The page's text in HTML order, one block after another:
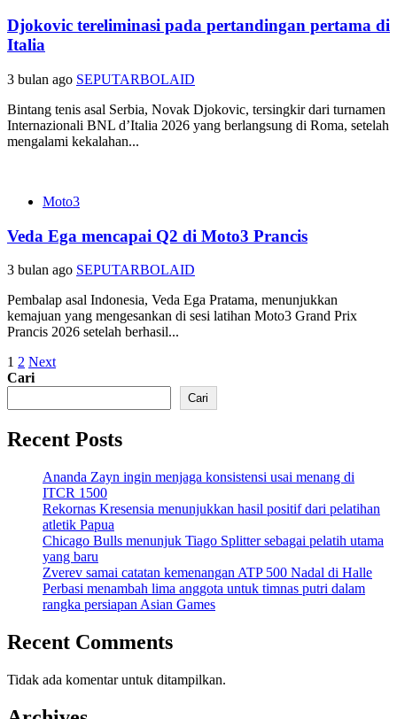
Djokovic tereliminasi pada pertandingan pertama di
Italia
3 bulan ago SEPUTARBOLAID
Bintang tenis asal Serbia, Novak Djokovic, tersingkir dari turnamen
Internazionali BNL d’Italia 2026 yang berlangsung di Roma, setelah
mengalami kekalahan...
Moto3
Veda Ega mencapai Q2 di Moto3 Prancis
3 bulan ago SEPUTARBOLAID
Pembalap asal Indonesia, Veda Ega Pratama, menunjukkan
kemajuan yang mengesankan di sesi latihan Moto3 Grand Prix
Prancis 2026 setelah berhasil...
Paginasi
pos
1 2 Next
Cari
Cari
Recent Posts
Ananda Zayn ingin menjaga konsistensi usai menang di
ITCR 1500
Rekornas Kresensia menunjukkan hasil positif dari pelatihan
atletik Papua
Chicago Bulls menunjuk Tiago Splitter sebagai pelatih utama
yang baru
Zverev samai catatan kemenangan ATP 500 Nadal di Halle
Perbasi menambah lima anggota untuk timnas putri dalam
rangka persiapan Asian Games
Recent Comments
Tidak ada komentar untuk ditampilkan.